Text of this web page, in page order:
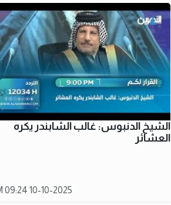
الشيخ الدنبوس: غالب الشابندر يكره
العشائر
10-10-2025 09:24 PM